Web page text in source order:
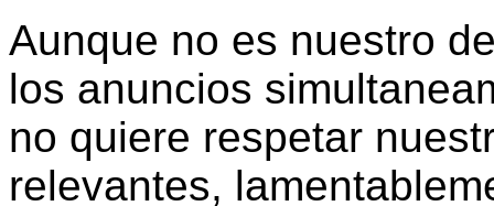
Aunque no es nuestro
los anuncios
no quiere respetar
relevantes,